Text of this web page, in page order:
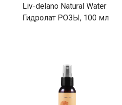
Liv-delano Natural Water
Гидролат РОЗЫ, 100 мл